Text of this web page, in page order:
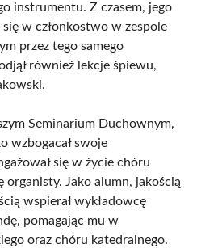
instrumentu. Z czasem, jego
w członkostwo w zespole
przez tego samego
również lekcje śpiewu,
Seminarium Duchownym,
wzbogacał swoje
się w życie chóru
organisty. Jako alumn, jakością
wspierał wykładowcę
pomagając mu w
oraz chóru katedralnego.